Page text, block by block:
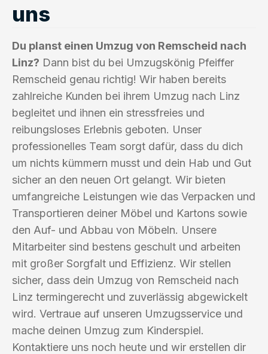
uns
Du planst einen Umzug von Remscheid nach
Linz? Dann bist du bei Umzugskönig Pfeiffer
Remscheid genau richtig! Wir haben bereits
zahlreiche Kunden bei ihrem Umzug nach Linz
begleitet und ihnen ein stressfreies und
reibungsloses Erlebnis geboten. Unser
professionelles Team sorgt dafür, dass du dich
um nichts kümmern musst und dein Hab und Gut
sicher an den neuen Ort gelangt. Wir bieten
umfangreiche Leistungen wie das Verpacken und
Transportieren deiner Möbel und Kartons sowie
den Auf- und Abbau von Möbeln. Unsere
Mitarbeiter sind bestens geschult und arbeiten
mit großer Sorgfalt und Effizienz. Wir stellen
sicher, dass dein Umzug von Remscheid nach
Linz termingerecht und zuverlässig abgewickelt
wird. Vertraue auf unseren Umzugsservice und
mache deinen Umzug zum Kinderspiel.
Kontaktiere uns noch heute und wir erstellen dir